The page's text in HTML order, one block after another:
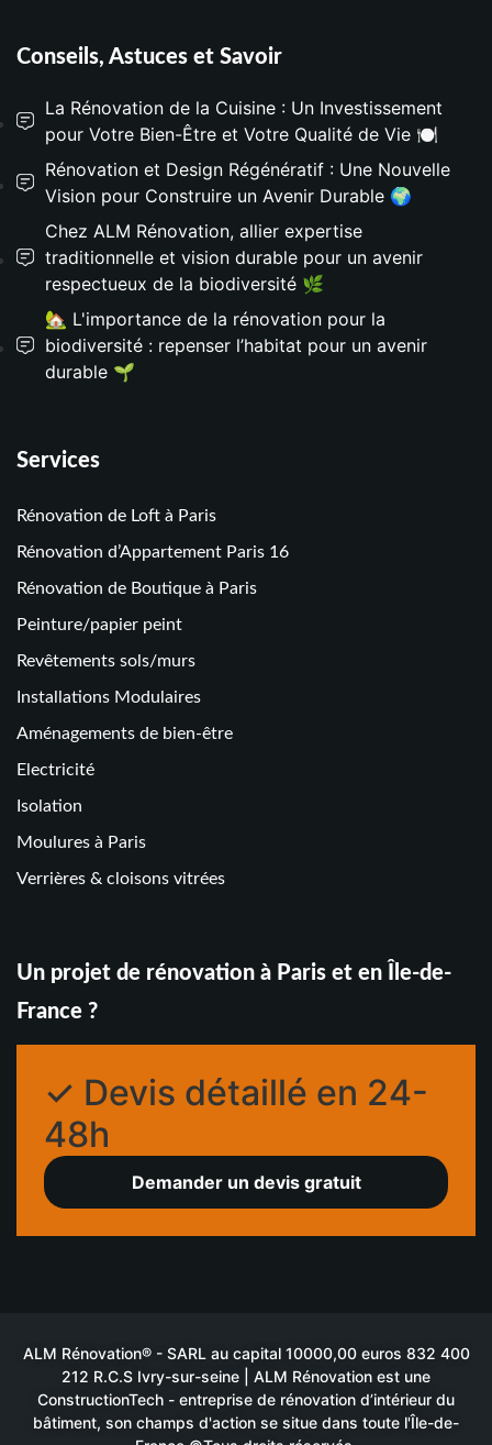
Conseils, Astuces et Savoir
La Rénovation de la Cuisine : Un Investissement
pour Votre Bien-Être et Votre Qualité de Vie 🍽️
Rénovation et Design Régénératif : Une Nouvelle
Vision pour Construire un Avenir Durable 🌍
Chez ALM Rénovation, allier expertise
traditionnelle et vision durable pour un avenir
respectueux de la biodiversité 🌿
🏡 L'importance de la rénovation pour la
biodiversité : repenser l’habitat pour un avenir
durable 🌱
Services
Rénovation de Loft à Paris
Rénovation d’Appartement Paris 16
Rénovation de Boutique à Paris
Peinture/papier peint
Revêtements sols/murs
Installations Modulaires
Aménagements de bien-être
Electricité
Isolation
Moulures à Paris
Verrières & cloisons vitrées
Un projet de rénovation à Paris et en Île-de-
France ?
✓ Devis détaillé en 24-
48h
Demander un devis gratuit
ALM Rénovation® - SARL au capital 10000,00 euros 832 400
212 R.C.S Ivry-sur-seine | ALM Rénovation est une
ConstructionTech - entreprise de rénovation d’intérieur du
bâtiment, son champs d'action se situe dans toute l'Île-de-